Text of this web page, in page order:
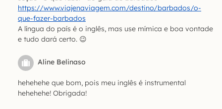
https://www.viajenaviagem.com/destino/barbados/o-
que-fazer-barbados
A língua do país é o inglês, mas use mímica e boa vontade
e tudo dará certo. 😉
Aline Belinaso
hehehehe que bom, pois meu inglês é instrumental
hehehehe! Obrigada!